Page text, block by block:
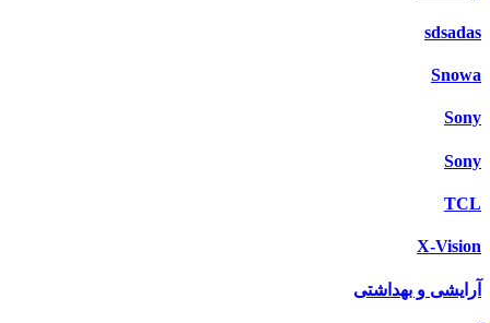
sdsadas
Snowa
Sony
Sony
TCL
X-Vision
آرایشی و بهداشتی